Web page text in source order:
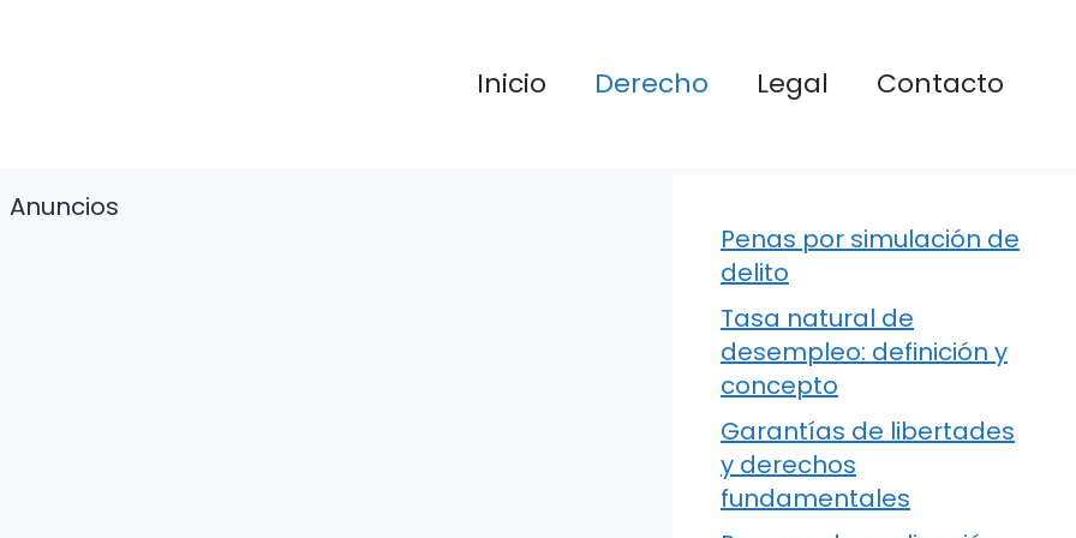
Inicio Derecho Legal Contacto
Anuncios
Penas por simulación de
delito
Tasa natural de
desempleo: definición y
concepto
Garantías de libertades
y derechos
fundamentales